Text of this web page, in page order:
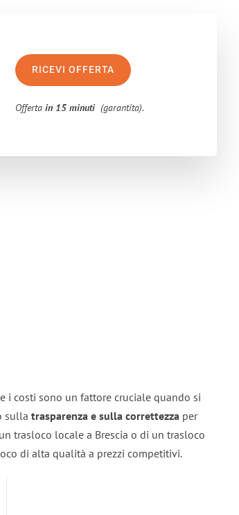
RICEVI OFFERTA
Offertain 15 minuti (garantita).
i costi sono un fattore cruciale quando si
sulla trasparenza e sulla correttezza per
trasloco locale a Brescia o di un trasloco
di alta qualità a prezzi competitivi.